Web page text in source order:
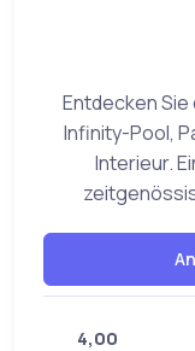
Entdecken Sie
Infinity-Pool,
Interieur.
4,00